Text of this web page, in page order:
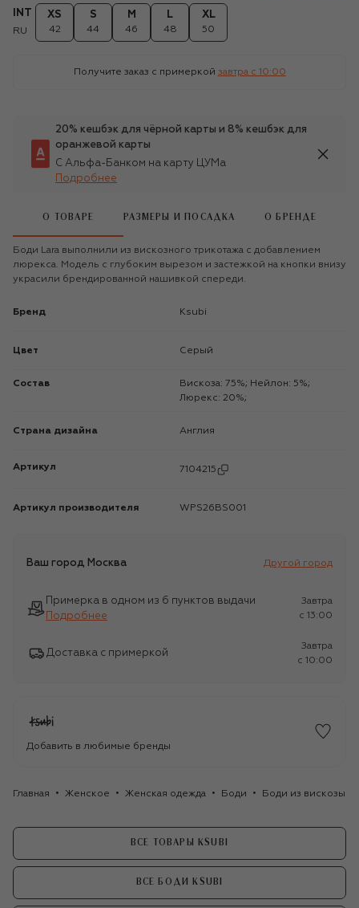
INT
RU
XS
42
S
44
M
46
L
48
XL
50
Получите заказ с примеркой завтра c 10:00
20% кешбэк для чёрной карты и 8% кешбэк для
оранжевой карты
С Альфа-Банком на карту ЦУМа
Подробнее
О ТОВАРЕ РАЗМЕРЫ И ПОСАДКА О БРЕНДЕ
Боди Lara выполнили из вискозного трикотажа с добавлением
люрекса. Модель с глубоким вырезом и застежкой на кнопки внизу
украсили брендированной нашивкой спереди.
Бренд Ksubi
Цвет Серый
Состав
Вискоза: 75%; Нейлон: 5%;
Люрекс: 20%;
Страна дизайна Англия
Артикул 7104215
Артикул производителя WPS26BS001
Ваш город Москва Другой город
Примерка в одном из 6 пунктов выдачи
Подробнее
Завтра
c 13:00
Доставка с примеркой
Завтра
c 10:00
Добавить в любимые бренды
Главная Женское Женская одежда Боди Боди из вискозы
ВСЕ ТОВАРЫ KSUBI
ВСЕ БОДИ KSUBI